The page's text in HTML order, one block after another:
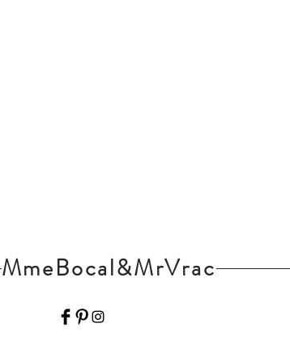
MmeBocal&MrVrac